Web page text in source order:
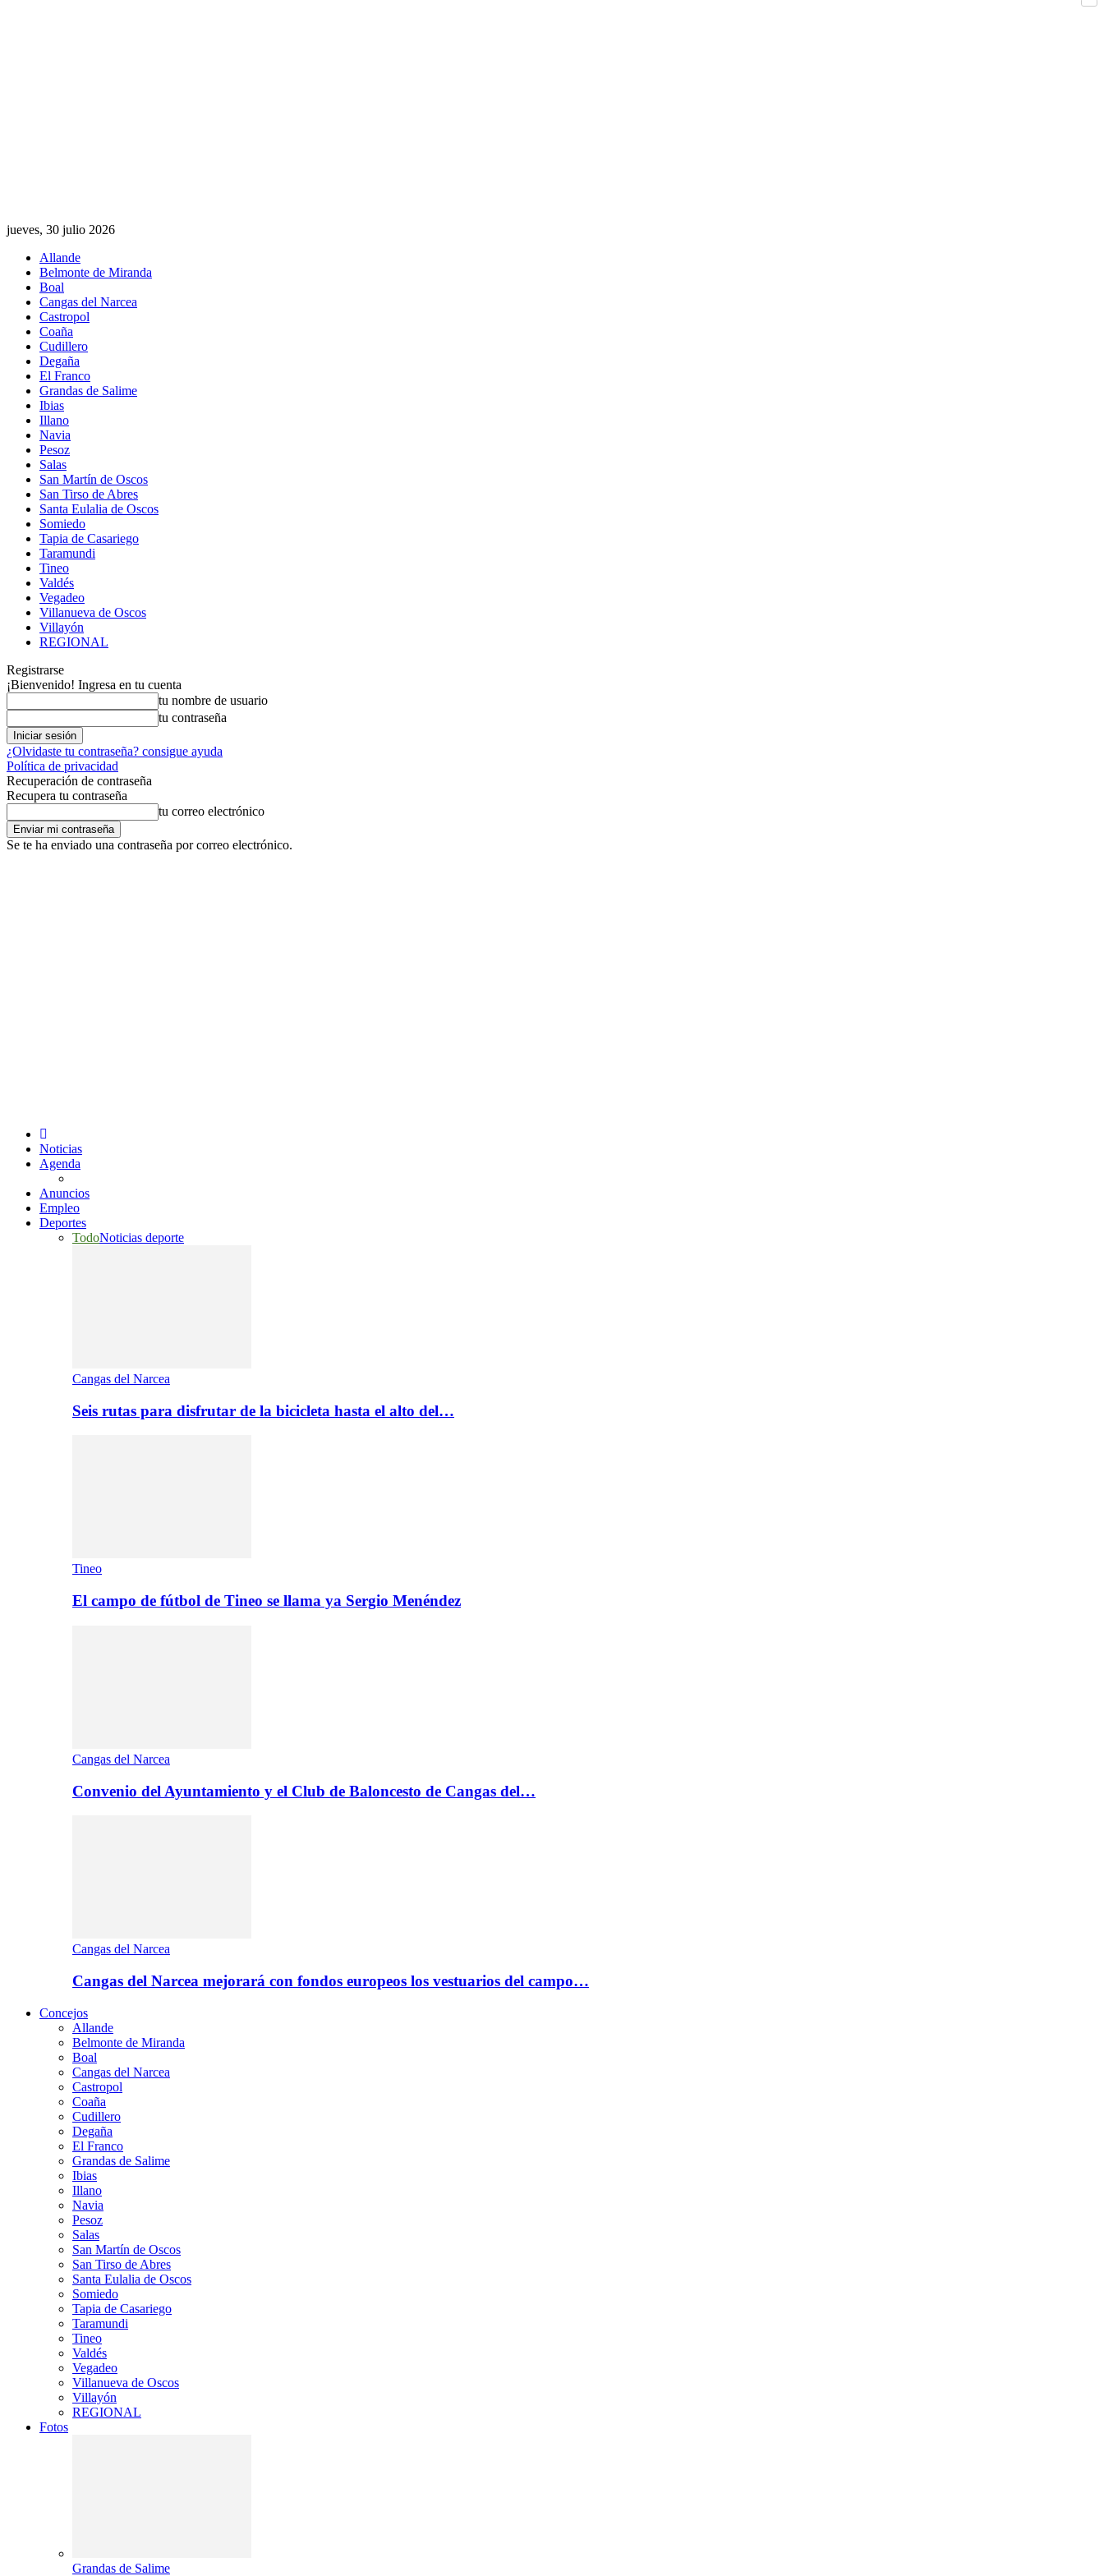
jueves, 30 julio 2026
Allande
Belmonte de Miranda
Boal
Cangas del Narcea
Castropol
Coaña
Cudillero
Degaña
El Franco
Grandas de Salime
Ibias
Illano
Navia
Pesoz
Salas
San Martín de Oscos
San Tirso de Abres
Santa Eulalia de Oscos
Somiedo
Tapia de Casariego
Taramundi
Tineo
Valdés
Vegadeo
Villanueva de Oscos
Villayón
REGIONAL
Registrarse
¡Bienvenido! Ingresa en tu cuenta
tu nombre de usuario
tu contraseña
¿Olvidaste tu contraseña? consigue ayuda
Política de privacidad
Recuperación de contraseña
Recupera tu contraseña
tu correo electrónico
Se te ha enviado una contraseña por correo electrónico.
Noticias
Agenda
Anuncios
Empleo
Deportes
TodoNoticias deporte
Cangas del Narcea
Seis rutas para disfrutar de la bicicleta hasta el alto del…
Tineo
El campo de fútbol de Tineo se llama ya Sergio Menéndez
Cangas del Narcea
Convenio del Ayuntamiento y el Club de Baloncesto de Cangas del…
Cangas del Narcea
Cangas del Narcea mejorará con fondos europeos los vestuarios del campo…
Concejos
Allande
Belmonte de Miranda
Boal
Cangas del Narcea
Castropol
Coaña
Cudillero
Degaña
El Franco
Grandas de Salime
Ibias
Illano
Navia
Pesoz
Salas
San Martín de Oscos
San Tirso de Abres
Santa Eulalia de Oscos
Somiedo
Tapia de Casariego
Taramundi
Tineo
Valdés
Vegadeo
Villanueva de Oscos
Villayón
REGIONAL
Fotos
Grandas de Salime